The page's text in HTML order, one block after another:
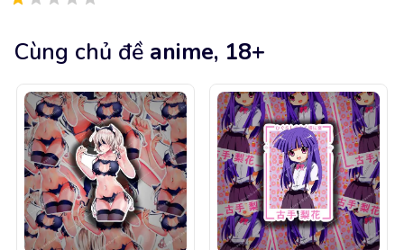
Cùng chủ đề anime, 18+